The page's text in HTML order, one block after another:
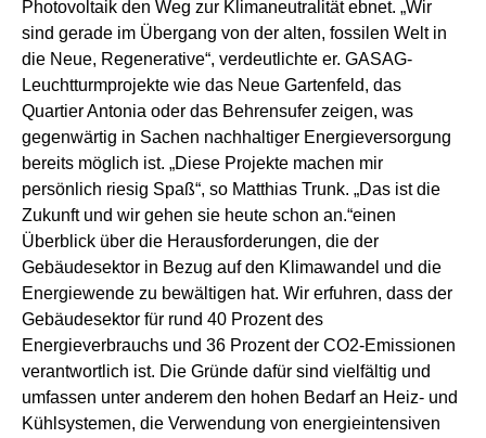
Photovoltaik den Weg zur Klimaneutralität ebnet. „Wir
sind gerade im Übergang von der alten, fossilen Welt in
die Neue, Regenerative“, verdeutlichte er. GASAG-
Leuchtturmprojekte wie das Neue Gartenfeld, das
Quartier Antonia oder das Behrensufer zeigen, was
gegenwärtig in Sachen nachhaltiger Energieversorgung
bereits möglich ist. „Diese Projekte machen mir
persönlich riesig Spaß“, so Matthias Trunk. „Das ist die
Zukunft und wir gehen sie heute schon an.“einen
Überblick über die Herausforderungen, die der
Gebäudesektor in Bezug auf den Klimawandel und die
Energiewende zu bewältigen hat. Wir erfuhren, dass der
Gebäudesektor für rund 40 Prozent des
Energieverbrauchs und 36 Prozent der CO2-Emissionen
verantwortlich ist. Die Gründe dafür sind vielfältig und
umfassen unter anderem den hohen Bedarf an Heiz- und
Kühlsystemen, die Verwendung von energieintensiven